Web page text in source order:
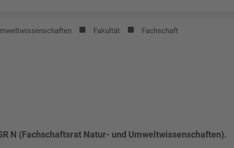
Fakultät Fachschaft
N (Fachschaftsrat Natur- und Umweltwissenschaften).